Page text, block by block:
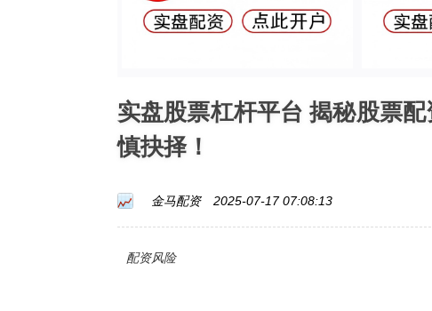
实盘股票杠杆平台 揭秘股票
慎抉择！
金马配资 2025-07-17 07:08:13
配资风险